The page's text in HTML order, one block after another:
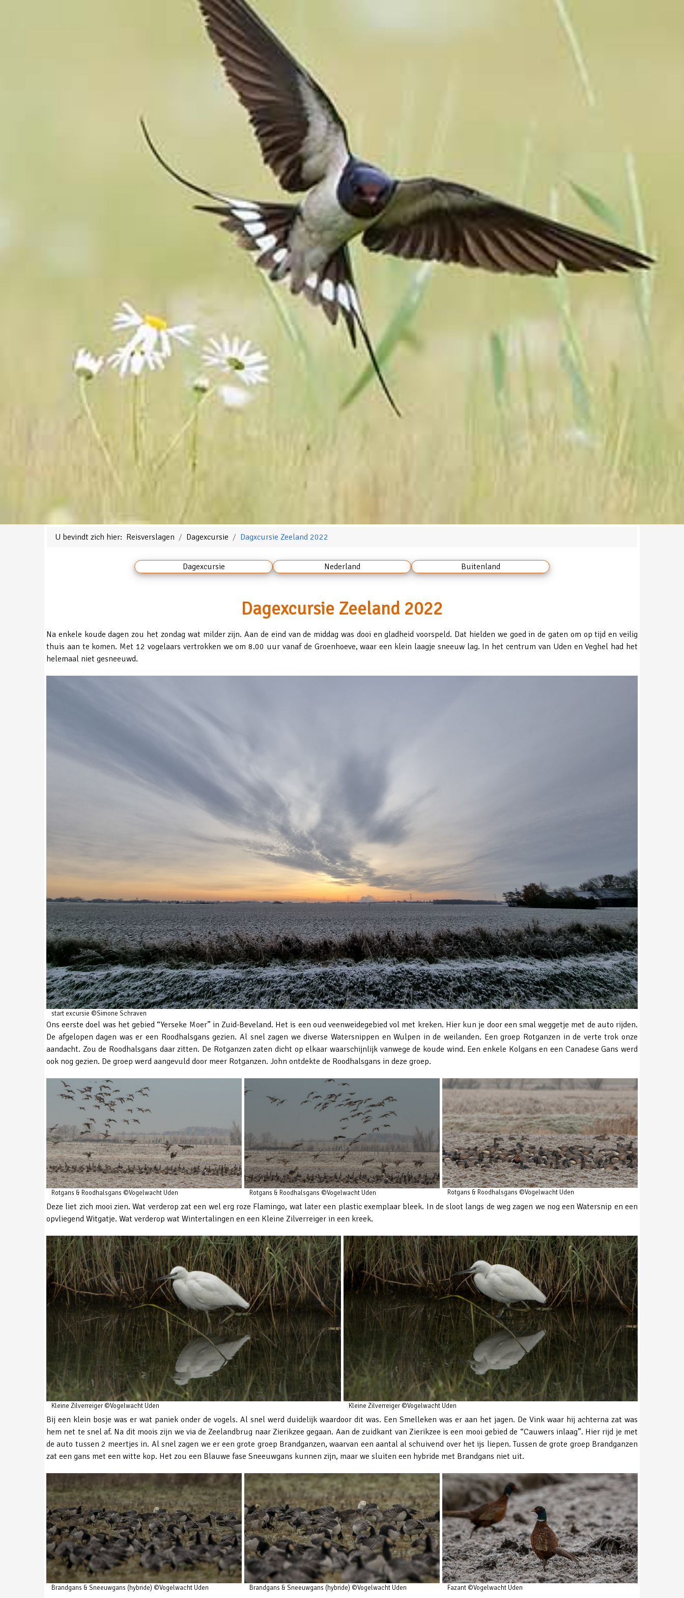
U bevindt zich hier: Reisverslagen Dagexcursie Dagxcursie Zeeland 2022
Dagexcursie Nederland Buitenland
Dagexcursie Zeeland 2022
Na enkele koude dagen zou het zondag wat milder zijn. Aan de eind van de middag was dooi en gladheid voorspeld. Dat hielden we goed in de gaten om op tijd en veilig
thuis aan te komen. Met 12 vogelaars vertrokken we om 8.00 uur vanaf de Groenhoeve, waar een klein laagje sneeuw lag. In het centrum van Uden en Veghel had het
helemaal niet gesneeuwd.
start excursie ©Simone Schraven
Ons eerste doel was het gebied “Yerseke Moer” in Zuid-Beveland. Het is een oud veenweidegebied vol met kreken. Hier kun je door een smal weggetje met de auto rijden.
De afgelopen dagen was er een Roodhalsgans gezien. Al snel zagen we diverse Watersnippen en Wulpen in de weilanden. Een groep Rotganzen in de verte trok onze
aandacht. Zou de Roodhalsgans daar zitten. De Rotganzen zaten dicht op elkaar waarschijnlijk vanwege de koude wind. Een enkele Kolgans en een Canadese Gans werd
ook nog gezien. De groep werd aangevuld door meer Rotganzen. John ontdekte de Roodhalsgans in deze groep.
Rotgans & Roodhalsgans ©Vogelwacht Uden Rotgans & Roodhalsgans ©Vogelwacht Uden Rotgans & Roodhalsgans ©Vogelwacht Uden
Deze liet zich mooi zien. Wat verderop zat een wel erg roze Flamingo, wat later een plastic exemplaar bleek. In de sloot langs de weg zagen we nog een Watersnip en een
opvliegend Witgatje. Wat verderop wat Wintertalingen en een Kleine Zilverreiger in een kreek.
Kleine Zilverreiger ©Vogelwacht Uden Kleine Zilverreiger ©Vogelwacht Uden
Bij een klein bosje was er wat paniek onder de vogels. Al snel werd duidelijk waardoor dit was. Een Smelleken was er aan het jagen. De Vink waar hij achterna zat was
hem net te snel af. Na dit moois zijn we via de Zeelandbrug naar Zierikzee gegaan. Aan de zuidkant van Zierikzee is een mooi gebied de “Cauwers inlaag”. Hier rijd je met
de auto tussen 2 meertjes in. Al snel zagen we er een grote groep Brandganzen, waarvan een aantal al schuivend over het ijs liepen. Tussen de grote groep Brandganzen
zat een gans met een witte kop. Het zou een Blauwe fase Sneeuwgans kunnen zijn, maar we sluiten een hybride met Brandgans niet uit.
Brandgans & Sneeuwgans (hybride) ©Vogelwacht Uden Brandgans & Sneeuwgans (hybride) ©Vogelwacht Uden Fazant ©Vogelwacht Uden